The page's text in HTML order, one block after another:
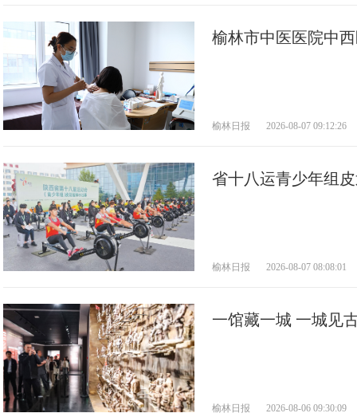
榆林市中医医院中
榆林日报 2026-08-07 09:12:26
省十八运青少年组
榆林日报 2026-08-07 08:08:01
一馆藏一城 一城见
榆林日报 2026-08-06 09:30:09